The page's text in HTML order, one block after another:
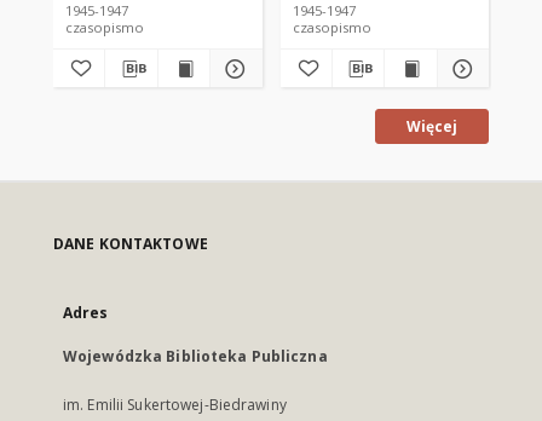
1945-1947
czasopismo
1945-1947
czasopismo
Więcej
DANE KONTAKTOWE
Adres
Wojewódzka Biblioteka Publiczna
im. Emilii Sukertowej-Biedrawiny